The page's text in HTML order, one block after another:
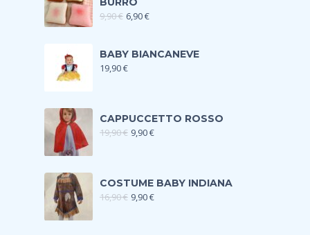
9,90€ 6,90€
BABY BIANCANEVE
19,90€
CAPPUCCETTO ROSSO
19,90€ 9,90€
COSTUME BABY INDIANA
16,90€ 9,90€